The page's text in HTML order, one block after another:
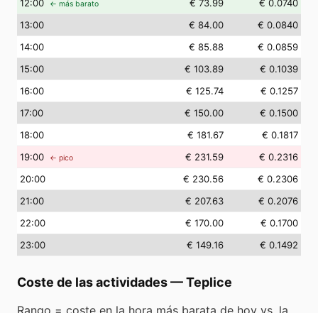
12:00 ← más barato € 73.99
€ 0.0740
13:00 € 84.00
€ 0.0840
14:00 € 85.88
€ 0.0859
15:00 € 103.89
€ 0.1039
16:00 € 125.74
€ 0.1257
17:00 € 150.00
€ 0.1500
18:00 € 181.67
€ 0.1817
19:00 ← pico € 231.59
€ 0.2316
20:00 € 230.56
€ 0.2306
21:00 € 207.63
€ 0.2076
22:00 € 170.00
€ 0.1700
23:00 € 149.16 € 0.1492
Coste de las actividades—Teplice
Rango = coste en la hora más barata de hoy vs. la